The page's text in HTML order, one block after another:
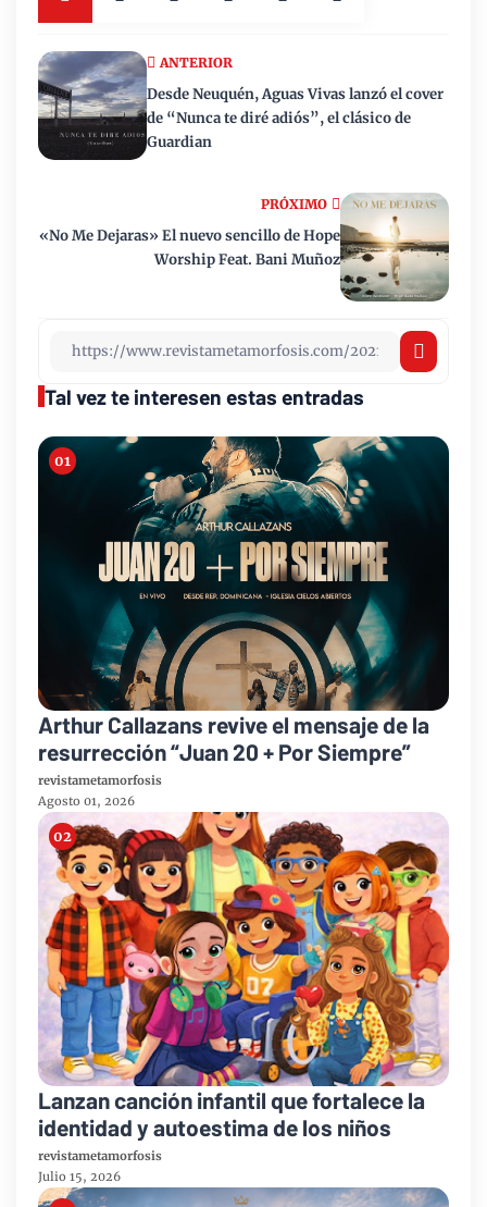
PRÓXIMO
«No Me Dejaras» El nuevo sencillo de Hope
Worship Feat. Bani Muñoz
ANTERIOR
Desde Neuquén, Aguas Vivas lanzó el cover
de “Nunca te diré adiós”, el clásico de
Guardian
Tal vez te interesen estas entradas
Arthur Callazans revive el mensaje de la
resurrección “Juan 20 + Por Siempre”
revistametamorfosis
Agosto 01, 2026
Lanzan canción infantil que fortalece la
identidad y autoestima de los niños
revistametamorfosis
Julio 15, 2026